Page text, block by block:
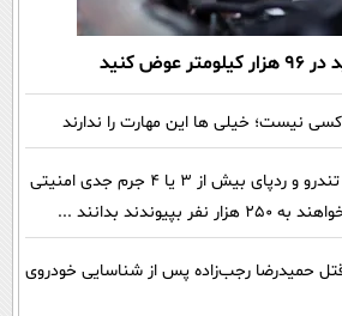
نیست؛ خیلی ها این مهارت را ندارند
گفته‌های یک روحانی تندرو و ردپای بیش از ۳ یا ۴ جرم جدی امنیتی
بدانند ...
حمیدرضا رجب‌زاده پس از شناسایی خودروی